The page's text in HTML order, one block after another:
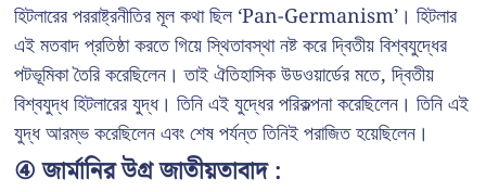
হিটলারের পররাষ্ট্রনীতির মূল কথা ছিল ‘Pan-Germanism’। হিটলার
এই মতবাদ প্রতিষ্ঠা করতে গিয়ে স্থিতাবস্থা নষ্ট করে দ্বিতীয় বিশ্বযুদ্ধের
পটভূমিকা তৈরি করেছিলেন। তাই ঐতিহাসিক উডওয়ার্ডের মতে, দ্বিতীয়
বিশ্বযুদ্ধ হিটলারের যুদ্ধ। তিনি এই যুদ্ধের পরিকল্পনা করেছিলেন। তিনি এই
যুদ্ধ আরম্ভ করেছিলেন এবং শেষ পর্যন্ত তিনিই পরাজিত হয়েছিলেন।
④ জার্মানির উগ্র জাতীয়তাবাদ :